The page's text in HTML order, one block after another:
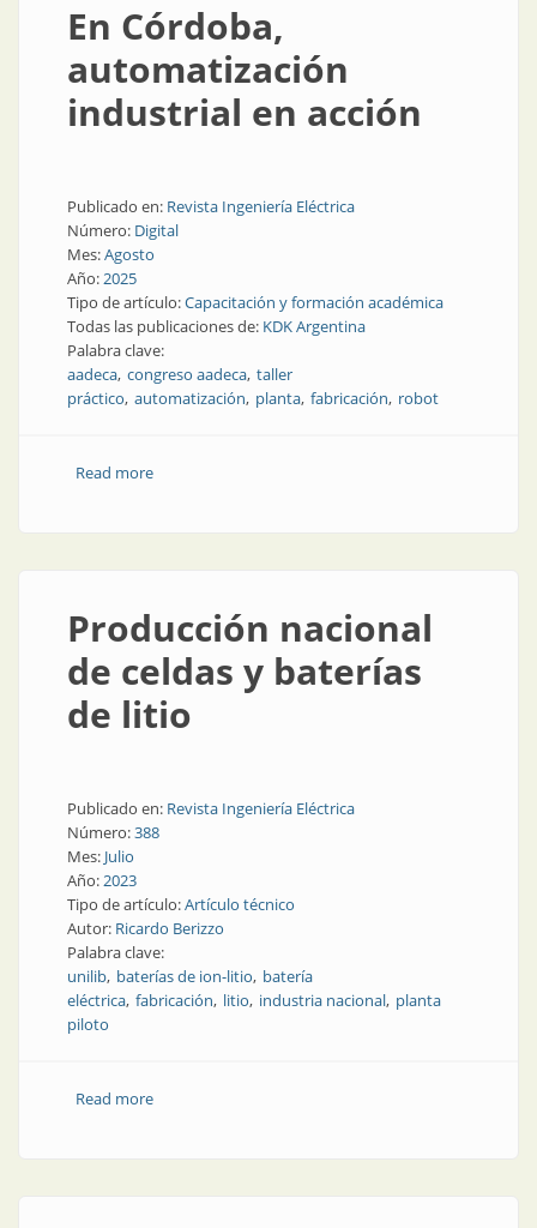
En Córdoba,
automatización
industrial en acción
Publicado en: Revista Ingeniería Eléctrica
Número: Digital
Mes:Agosto
Año:2025
Tipo de artículo:Capacitación y formación académica
Todas las publicaciones de: KDK Argentina
Palabra clave:
aadeca congreso aadeca taller
práctico automatización planta fabricación robot
Read moreabout En Córdoba, automatización industrial en
Producción nacional
de celdas y baterías
de litio
Publicado en: Revista Ingeniería Eléctrica
Número:388
Mes: Julio
Año:2023
Tipo de artículo:Artículo técnico
Autor: Ricardo Berizzo
Palabra clave:
unilib baterías de ion-litio batería
eléctrica fabricación litio industria nacional planta
piloto
Read moreabout Producción nacional de celdas y baterías de